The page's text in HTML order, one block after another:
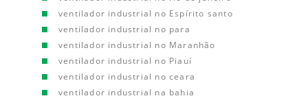
ventilador industrial no Espírito santo
ventilador industrial no para
ventilador industrial no Maranhão
ventilador industrial no Piauí
ventilador industrial no ceara
ventilador industrial na bahia